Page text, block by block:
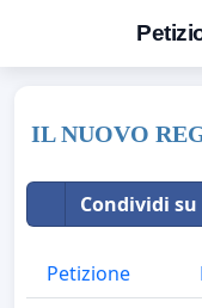
IL NUOVO
Condividi su
Petizione